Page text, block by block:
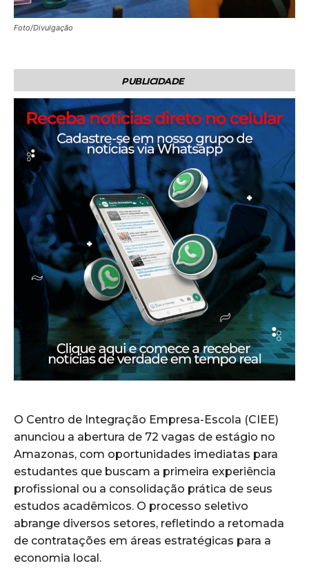
Foto/Divulgação
PUBLICIDADE
O Centro de Integração Empresa-Escola (CIEE)
anunciou a abertura de 72 vagas de estágio no
Amazonas, com oportunidades imediatas para
estudantes que buscam a primeira experiência
profissional ou a consolidação prática de seus
estudos acadêmicos. O processo seletivo
abrange diversos setores, refletindo a retomada
de contratações em áreas estratégicas para a
economia local.